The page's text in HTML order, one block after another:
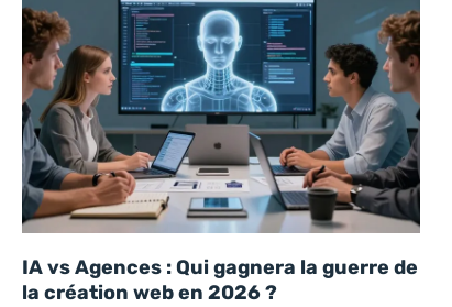
IA vs Agences : Qui gagnera la guerre de
la création web en 2026 ?